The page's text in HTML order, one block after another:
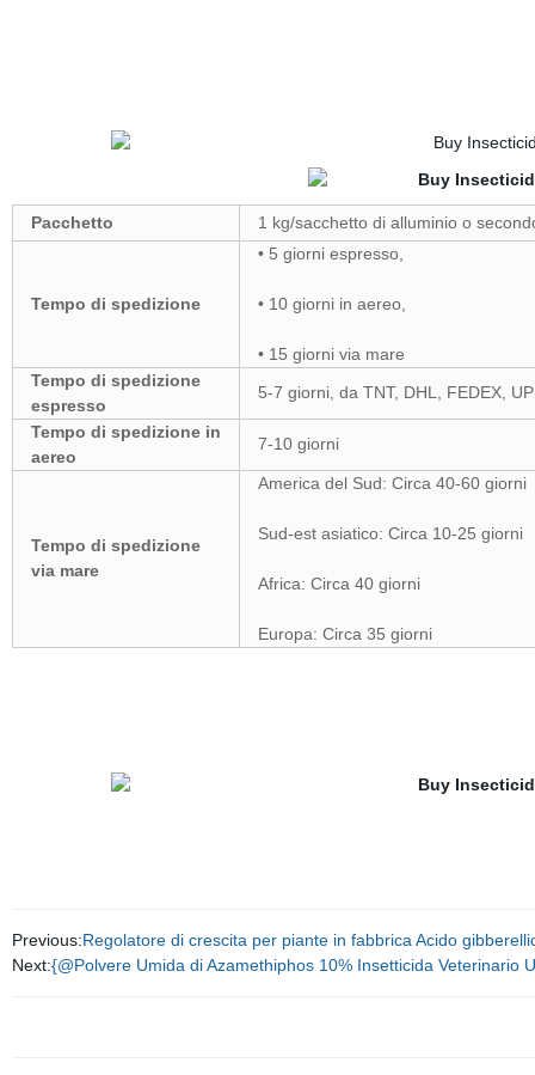
Pacchetto 1 kg/sacchetto di alluminio o
Tempo di spedizione
• 5 giorni espresso,
• 10 giorni in aereo,
• 15 giorni via mare
Tempo di spedizione
espresso
5-7 giorni, da TNT, DHL, FEDEX,
Tempo di spedizione in
aereo
7-10 giorni
Tempo di spedizione
via mare
America del Sud: Circa 40-60 giorni
Sud-est asiatico: Circa 10-25 giorni
Africa: Circa 40 giorni
Europa: Circa 35 giorni
Previous:Regolatore di crescita per piante in fabbrica Acido
Next:{@Polvere Umida di Azamethiphos 10% Insetticida Veterinario